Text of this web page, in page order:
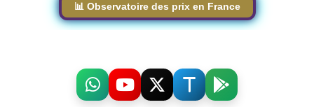
📊 Observatoire des prix en France